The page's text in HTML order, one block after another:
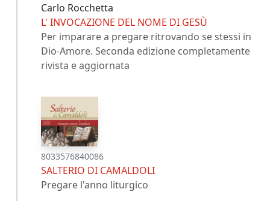
Carlo Rocchetta
L' INVOCAZIONE DEL NOME DI GESÙ
Per imparare a pregare ritrovando se stessi in
Dio-Amore. Seconda edizione completamente
rivista e aggiornata
8033576840086
SALTERIO DI CAMALDOLI
Pregare l'anno liturgico